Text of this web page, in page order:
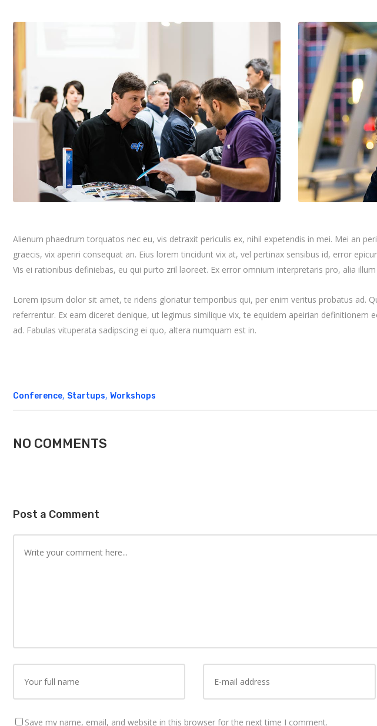
Alienum phaedrum torquatos nec eu, vis detraxit periculis ex, nihil expetendis in mei. Mei an
graecis, vix aperiri consequat an. Eius lorem tincidunt vix at, vel pertinax sensibus id, error
Vis ei rationibus definiebas, eu qui purto zril laoreet. Ex error omnium interpretaris pro, alia
Lorem ipsum dolor sit amet, te ridens gloriatur temporibus qui, per enim veritus probatus ad.
referrentur. Ex eam diceret denique, ut legimus similique vix, te equidem apeirian definitionem
ad. Fabulas vituperata sadipscing ei quo, altera numquam est in.
Conference, Startups, Workshops
NO COMMENTS
Post a Comment
Save my name, email, and website in this browser for the next time I comment.